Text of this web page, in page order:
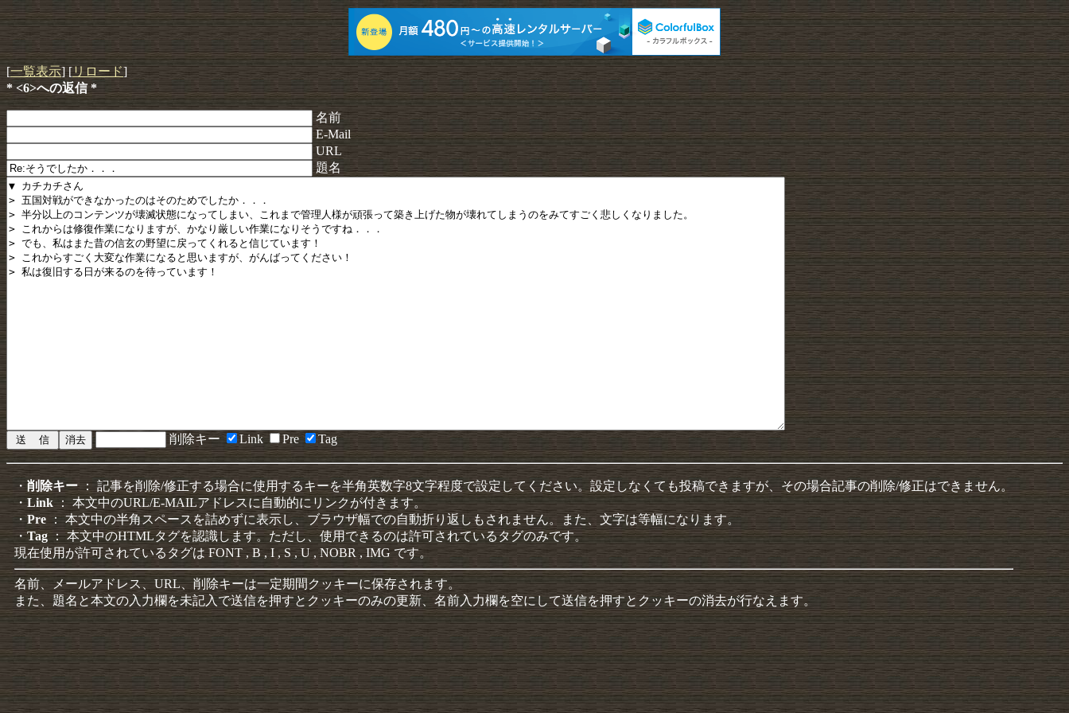
[一覧表示] [リロード]
* <6>への返信 *
名前
E-Mail
URL
題名
削除キー Link Pre Tag
・ 削除キー： 記事を削除/修正する場合に使用するキーを半角英数字8文字程度で設定してください。設定しなくても投稿できますが、その場合記事の削除/修正はできません。
・Link： 本文中のURL/E-MAILアドレスに自動的にリンクが付きます。
・Pre ： 本文中の半角スペースを詰めずに表示し、ブラウザ幅での自動折り返しもされません。また、文字は等幅になります。
・Tag： 本文中のHTMLタグを認識します。ただし、使用できるのは許可されているタグのみです。
現在使用が許可されているタグは FONT , B , I , S , U , NOBR , IMG です。
名前、メールアドレス、URL、削除キーは一定期間クッキーに保存されます。
また、題名と本文の入力欄を未記入で送信を押すとクッキーのみの更新、名前入力欄を空にして送信を押すとクッキーの消去が行なえます。